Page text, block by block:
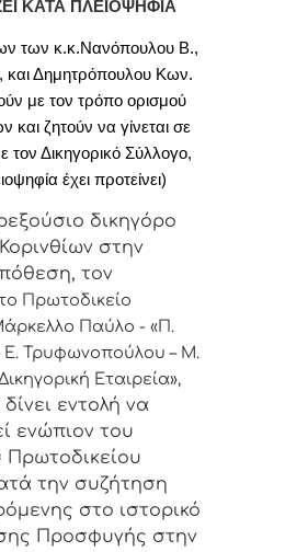
ΚΑΤΑ ΠΛΕΙΟΨΗΦΙΑ
των κ.κ.Νανόπουλου Β.,
Δημητρόπουλου Κων.
με τον τρόπο ορισμού
και ζητούν να γίνεται σε
τον Δικηγορικό Σύλλογο,
έχει προτείνει)
δικηγόρο
στην
τον
Πρωτοδικείο
Παύλο - «Π.
Ε. Τρυφωνοπούλου – Μ.
Εταιρεία»,
εντολή να
ενώπιον του
Πρωτοδικείου
την συζήτηση
στο ιστορικό
Προσφυγής στην